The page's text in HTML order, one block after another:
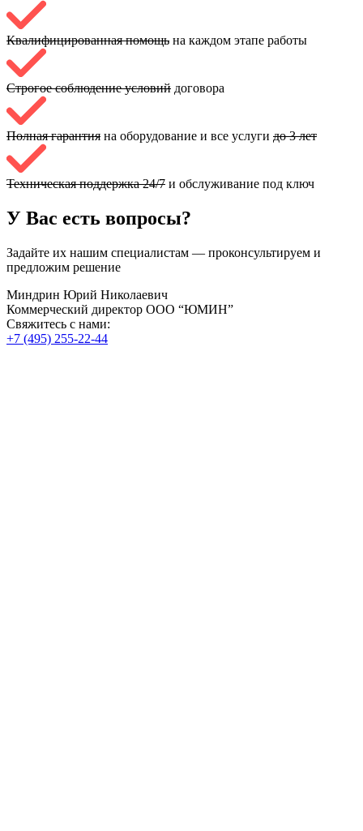
Квалифицированная помощь на каждом этапе работы
Строгое соблюдение условий договора
Полная гарантия на оборудование и все услуги до 3 лет
Техническая поддержка 24/7 и обслуживание под ключ
У Вас есть вопросы?
Задайте их нашим специалистам — проконсультируем и
предложим решение
Миндрин Юрий Николаевич
Коммерческий директор ООО “ЮМИН”
Свяжитесь с нами:
+7 (495) 255-22-44